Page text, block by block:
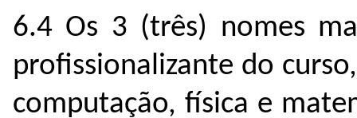
6.4 Os 3 (três) nomes
profissionalizante do
computação, física e